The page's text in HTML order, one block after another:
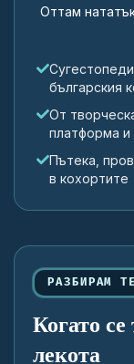
Оттам
българския
От
платформа и
Пътека,
в кохортите
РАЗБИРАМ ТЕ
Когато
лекота